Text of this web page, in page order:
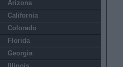
Arizona
California
Colorado
Florida
Georgia